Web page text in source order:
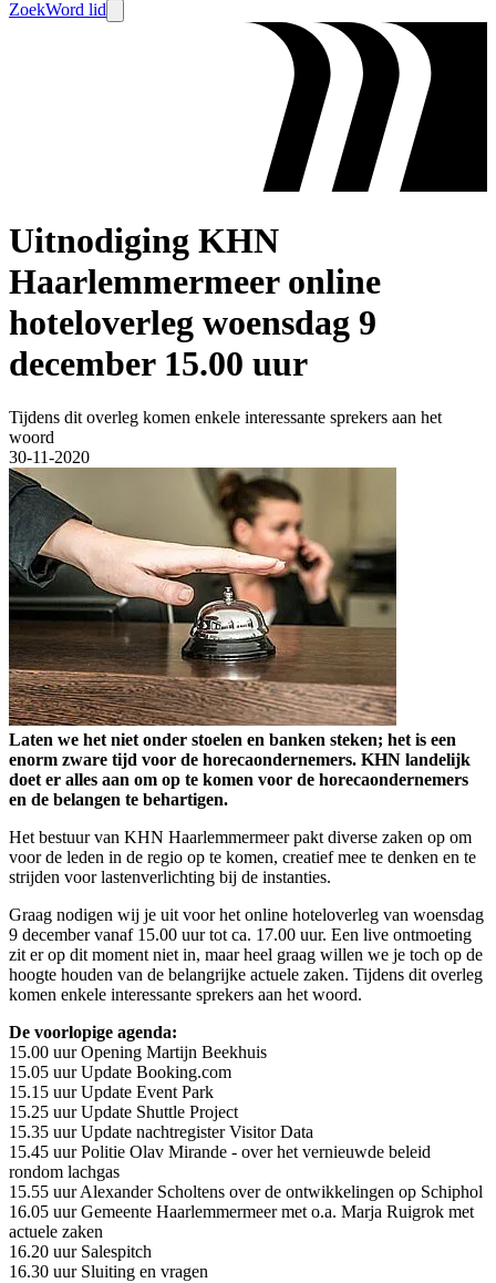
ZoekWord lid
Uitnodiging KHN
Haarlemmermeer online
hoteloverleg woensdag 9
december 15.00 uur
Tijdens dit overleg komen enkele interessante sprekers aan het
woord
30-11-2020
Laten we het niet onder stoelen en banken steken; het is een
enorm zware tijd voor de horecaondernemers. KHN landelijk
doet er alles aan om op te komen voor de horecaondernemers
en de belangen te behartigen.
Het bestuur van KHN Haarlemmermeer pakt diverse zaken op om
voor de leden in de regio op te komen, creatief mee te denken en te
strijden voor lastenverlichting bij de instanties.
Graag nodigen wij je uit voor het online hoteloverleg van woensdag
9 december vanaf 15.00 uur tot ca. 17.00 uur. Een live ontmoeting
zit er op dit moment niet in, maar heel graag willen we je toch op de
hoogte houden van de belangrijke actuele zaken. Tijdens dit overleg
komen enkele interessante sprekers aan het woord.
De voorlopige agenda:
15.00 uur Opening Martijn Beekhuis
15.05 uur Update Booking.com
15.15 uur Update Event Park
15.25 uur Update Shuttle Project
15.35 uur Update nachtregister Visitor Data
15.45 uur Politie Olav Mirande - over het vernieuwde beleid
rondom lachgas
15.55 uur Alexander Scholtens over de ontwikkelingen op Schiphol
16.05 uur Gemeente Haarlemmermeer met o.a. Marja Ruigrok met
actuele zaken
16.20 uur Salespitch
16.30 uur Sluiting en vragen